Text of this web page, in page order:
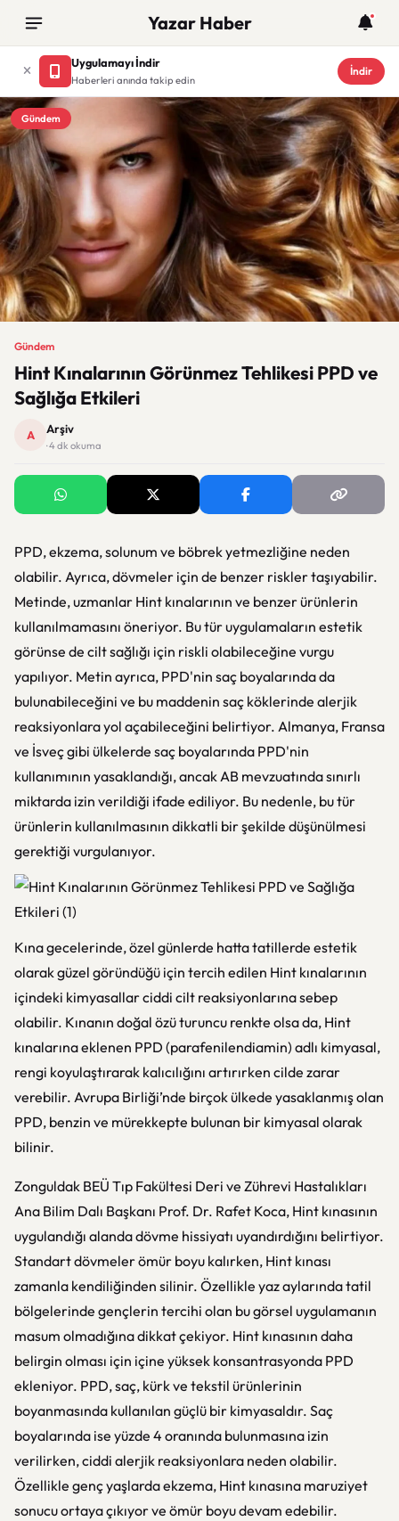
Yazar Haber
Uygulamayı İndir
Haberleri anında takip edin
İndir
Gündem
Gündem
Hint Kınalarının Görünmez Tehlikesi PPD ve
Sağlığa Etkileri
A Arşiv
· 4 dk okuma
PPD, ekzema, solunum ve böbrek yetmezliğine neden
olabilir. Ayrıca, dövmeler için de benzer riskler taşıyabilir.
Metinde, uzmanlar Hint kınalarının ve benzer ürünlerin
kullanılmamasını öneriyor. Bu tür uygulamaların estetik
görünse de cilt sağlığı için riskli olabileceğine vurgu
yapılıyor. Metin ayrıca, PPD'nin saç boyalarında da
bulunabileceğini ve bu maddenin saç köklerinde alerjik
reaksiyonlara yol açabileceğini belirtiyor. Almanya, Fransa
ve İsveç gibi ülkelerde saç boyalarında PPD'nin
kullanımının yasaklandığı, ancak AB mevzuatında sınırlı
miktarda izin verildiği ifade ediliyor. Bu nedenle, bu tür
ürünlerin kullanılmasının dikkatli bir şekilde düşünülmesi
gerektiği vurgulanıyor.
Kına gecelerinde, özel günlerde hatta tatillerde estetik
olarak güzel göründüğü için tercih edilen Hint kınalarının
içindeki kimyasallar ciddi cilt reaksiyonlarına sebep
olabilir. Kınanın doğal özü turuncu renkte olsa da, Hint
kınalarına eklenen PPD (parafenilendiamin) adlı kimyasal,
rengi koyulaştırarak kalıcılığını artırırken cilde zarar
verebilir. Avrupa Birliği’nde birçok ülkede yasaklanmış olan
PPD, benzin ve mürekkepte bulunan bir kimyasal olarak
bilinir.
Zonguldak BEÜ Tıp Fakültesi Deri ve Zührevi Hastalıkları
Ana Bilim Dalı Başkanı Prof. Dr. Rafet Koca, Hint kınasının
uygulandığı alanda dövme hissiyatı uyandırdığını belirtiyor.
Standart dövmeler ömür boyu kalırken, Hint kınası
zamanla kendiliğinden silinir. Özellikle yaz aylarında tatil
bölgelerinde gençlerin tercihi olan bu görsel uygulamanın
masum olmadığına dikkat çekiyor. Hint kınasının daha
belirgin olması için içine yüksek konsantrasyonda PPD
ekleniyor. PPD, saç, kürk ve tekstil ürünlerinin
boyanmasında kullanılan güçlü bir kimyasaldır. Saç
boyalarında ise yüzde 4 oranında bulunmasına izin
verilirken, ciddi alerjik reaksiyonlara neden olabilir.
Özellikle genç yaşlarda ekzema, Hint kınasına maruziyet
sonucu ortaya çıkıyor ve ömür boyu devam edebilir.